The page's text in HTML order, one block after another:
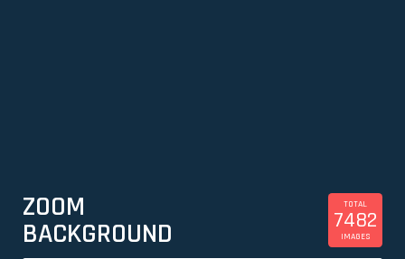
ZOOM
BACKGROUND
TOTAL
7482
IMAGES